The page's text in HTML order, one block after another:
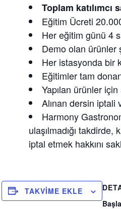
Toplam katılımcı
Eğitim Ücreti 20.000
Her eğitim günü 4
Demo olan ürünler
Her istasyonda bir
Eğitimler tam
Yapılan ürünler
Alınan dersin iptali
Harmony
ulaşılmadığı
iptal etmek hakkını
TAKVIME EKLE